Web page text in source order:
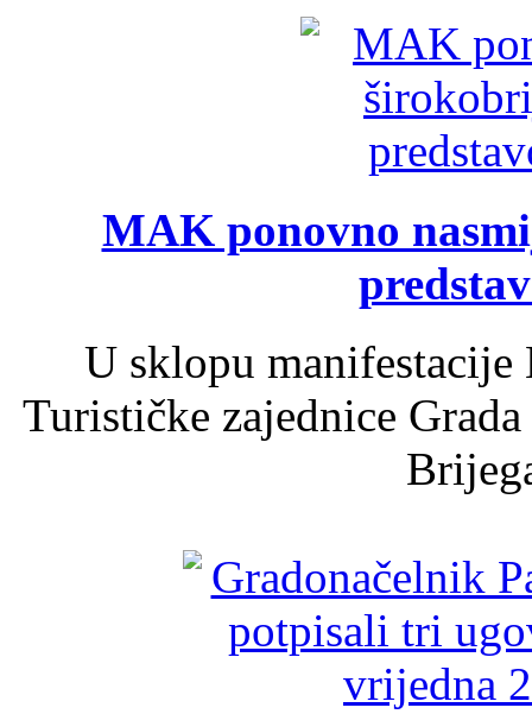
MAK ponovno
U sklopu
Turističke zajednice